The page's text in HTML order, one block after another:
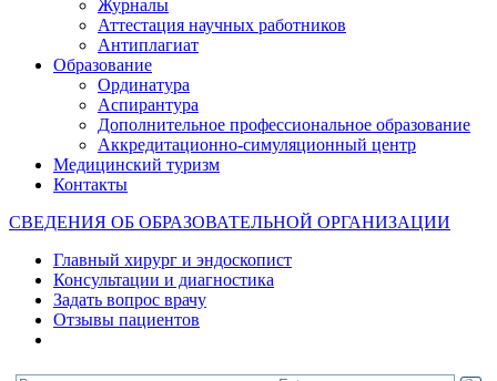
Журналы
Аттестация научных работников
Антиплагиат
Образование
Ординатура
Аспирантура
Дополнительное профессиональное образование
Аккредитационно-симуляционный центр
Медицинский туризм
Контакты
СВЕДЕНИЯ ОБ ОБРАЗОВАТЕЛЬНОЙ ОРГАНИЗАЦИИ
Главный хирург и эндоскопист
Консультации и диагностика
Задать вопрос врачу
Отзывы пациентов